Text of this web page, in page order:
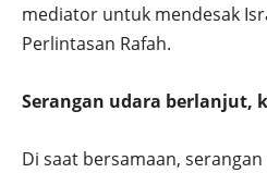
mediator untuk mendesak
Perlintasan Rafah.
Serangan udara berlanjut,
Di saat bersamaan,